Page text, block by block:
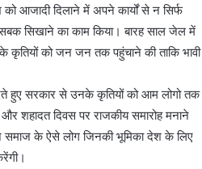
आजादी दिलाने में अपने कार्यों से न सिर्फ
सिखाने का काम किया। बारह साल जेल में
कृतियों को जन जन तक पहुंचाने की ताकि भावी
हुए सरकार से उनके कृतियों को आम लोगो तक
शहादत दिवस पर राजकीय समारोह मनाने
समाज के ऐसे लोग जिनकी भूमिका देश के लिए